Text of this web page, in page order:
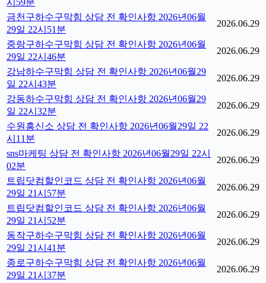
시59분
금천구하수구막힘 상담 전 확인사항 2026년06월
29일 22시51분
2026.06.29
중랑구하수구막힘 상담 전 확인사항 2026년06월
29일 22시46분
2026.06.29
강남하수구막힘 상담 전 확인사항 2026년06월29
일 22시43분
2026.06.29
강동하수구막힘 상담 전 확인사항 2026년06월29
일 22시32분
2026.06.29
수원흥신소 상담 전 확인사항 2026년06월29일 22
시11분
2026.06.29
sns마케팅 상담 전 확인사항 2026년06월29일 22시
02분
2026.06.29
트립닷컴할인코드 상담 전 확인사항 2026년06월
29일 21시57분
2026.06.29
트립닷컴할인코드 상담 전 확인사항 2026년06월
29일 21시52분
2026.06.29
동작구하수구막힘 상담 전 확인사항 2026년06월
29일 21시41분
2026.06.29
종로구하수구막힘 상담 전 확인사항 2026년06월
29일 21시37분
2026.06.29